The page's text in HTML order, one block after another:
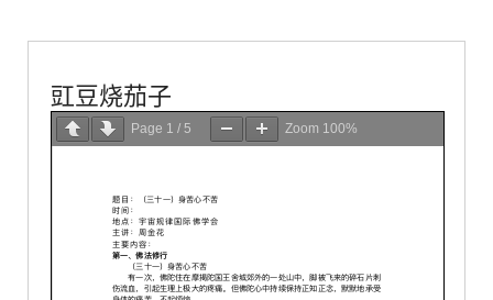
豇豆烧茄子
Page 1 / 5 Zoom 100%